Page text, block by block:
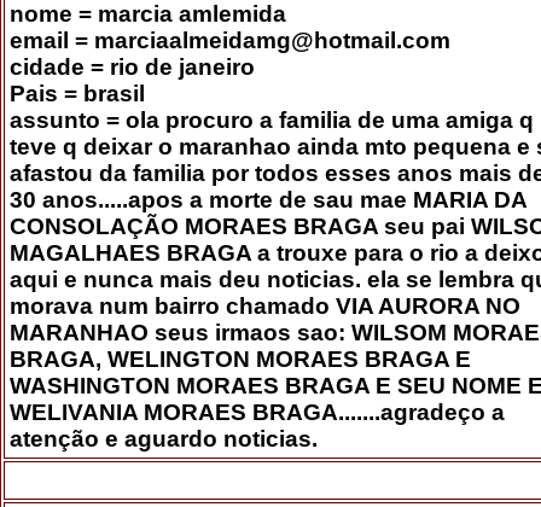
nome = marcia amlemida
email = marciaalmeidamg@hotmail.com
cidade = rio de janeiro
Pais = brasil
assunto = ola procuro a familia de uma amiga q
teve q deixar o maranhao ainda mto pequena e
afastou da familia por todos esses anos mais
30 anos.....apos a morte de sau mae MARIA DA
CONSOLAÇÃO MORAES BRAGA seu pai
MAGALHAES BRAGA a trouxe para o rio a
aqui e nunca mais deu noticias. ela se lembra
morava num bairro chamado VIA AURORA NO
MARANHAO seus irmaos sao: WILSOM
BRAGA, WELINGTON MORAES BRAGA E
WASHINGTON MORAES BRAGA E SEU NOME
WELIVANIA MORAES BRAGA.......agradeço a
atenção e aguardo noticias.